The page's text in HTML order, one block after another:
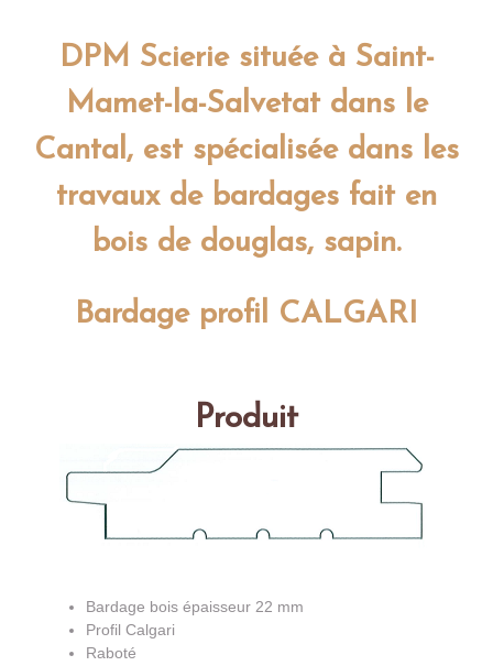
DPM Scierie située à Saint-
Mamet-la-Salvetat dans le
Cantal, est spécialisée dans les
travaux de bardages fait en
bois de douglas, sapin.
Bardage profil CALGARI
Produit
Bardage bois épaisseur 22 mm
Profil Calgari
Raboté